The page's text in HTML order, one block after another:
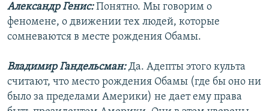
Александр Генис:Понятно. Мы говорим о
феномене, о движении тех людей, которые
сомневаются в месте рождения Обамы.
Владимир Гандельсман:Да. Адепты этого культа
считают, что место рождения Обамы (где бы оно ни
было за пределами Америки) не дает ему права